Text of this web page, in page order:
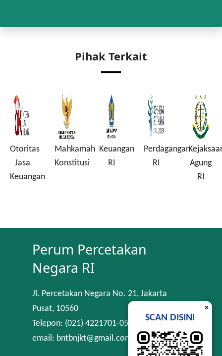
Pihak Terkait
Otoritas
Jasa
Keuangan
Mahkamah
Konstitusi
Keuangan
RI
Perdagangan
RI
Agung
RI
Perum Percetakan
Negara RI
Jl. Percetakan Negara No. 21, Jakarta
Pusat, 10560
Telepon: (021) 4221701-05
email: bntbnjkt@gmail.com
×
SCAN DISINI